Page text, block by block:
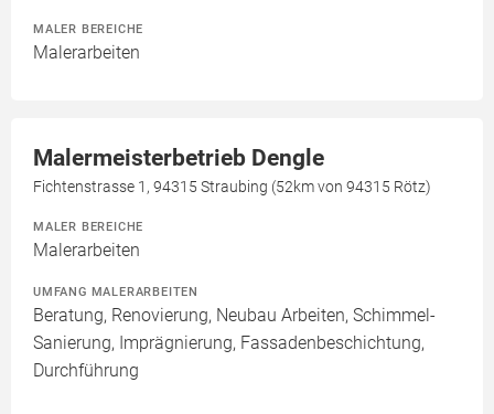
MALER BEREICHE
Malerarbeiten
Malermeisterbetrieb Dengle
Fichtenstrasse 1, 94315 Straubing (52km von 94315 Rötz)
MALER BEREICHE
Malerarbeiten
UMFANG MALERARBEITEN
Beratung, Renovierung, Neubau Arbeiten, Schimmel-
Sanierung, Imprägnierung, Fassadenbeschichtung,
Durchführung